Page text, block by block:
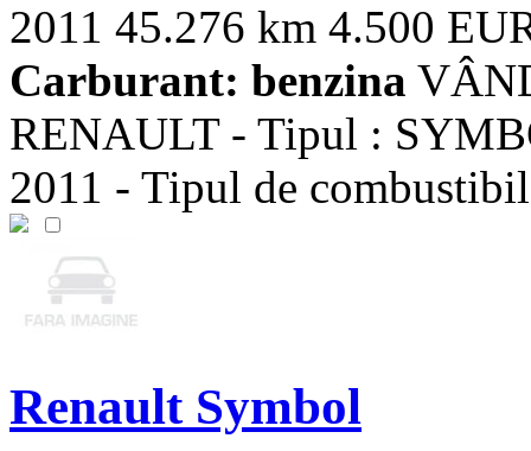
2011 45.276 km 4.500
Carburant: benzina
RENAULT - Tipul :
2011 - Tipul de
Renault Symbol